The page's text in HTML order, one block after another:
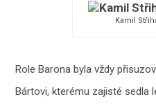
Kamil
Role Barona byla vždy
Bártovi, kterému zajisté sedla